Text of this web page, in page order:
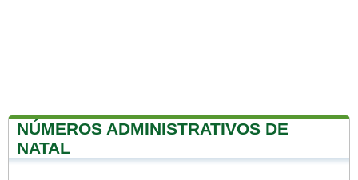
NÚMEROS ADMINISTRATIVOS DE
NATAL